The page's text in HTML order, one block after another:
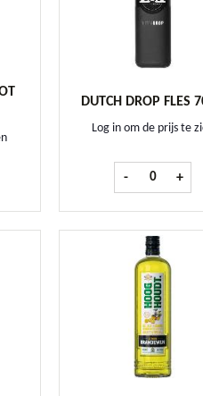
fles 1 ltr aantal
DUTCH DROP FLES
Log in om de prijs te
- Dutch Drop
+